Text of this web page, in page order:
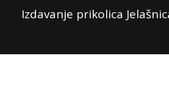
Izdavanje prikolica